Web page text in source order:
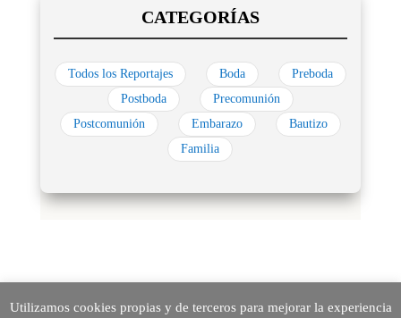
Todos los Reportajes Boda
Preboda
Postboda
Precomunión
Postcomunión
Embarazo
Bautizo
Familia
Utilizamos cookies propias y de terceros para mejorar la experiencia